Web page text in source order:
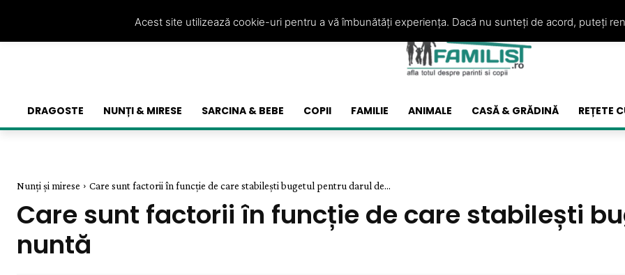
DRAGOSTE NUNȚI & MIRESE SARCINA & BEBE COPII FAMILIE ANIMALE CASĂ & GRĂDINĂ REȚETE
Nunți și mirese Care sunt factorii în funcție de care stabilești bugetul pentru darul de...
Care sunt factorii în funcție de care stabilești
nuntă
Acest site utilizează cookie-uri pentru a vă îmbunătăți experiența. Dacă nu sunteți de acord, puteți